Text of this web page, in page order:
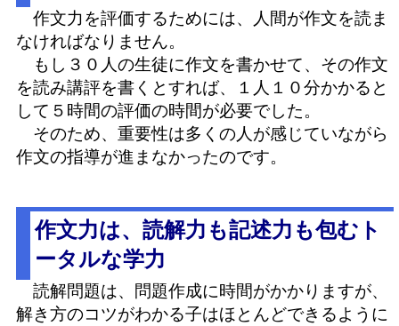
作文力を評価するためには、人間が作文を読ま
なければなりません。
もし３０人の生徒に作文を書かせて、その作文
を読み講評を書くとすれば、１人１０分かかると
して５時間の評価の時間が必要でした。
そのため、重要性は多くの人が感じていながら
作文の指導が進まなかったのです。
作文力は、読解力も記述力も包むト
ータルな学力
読解問題は、問題作成に時間がかかりますが、
解き方のコツがわかる子はほとんどできるように